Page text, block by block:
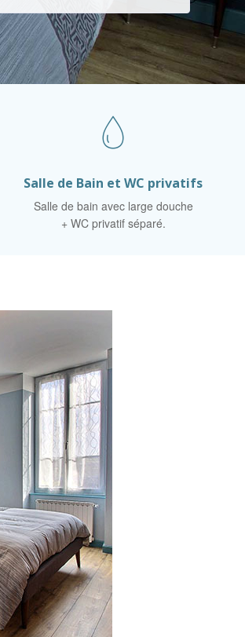
Salle de Bain et WC privatifs
Salle de bain avec large douche
+ WC privatif séparé.